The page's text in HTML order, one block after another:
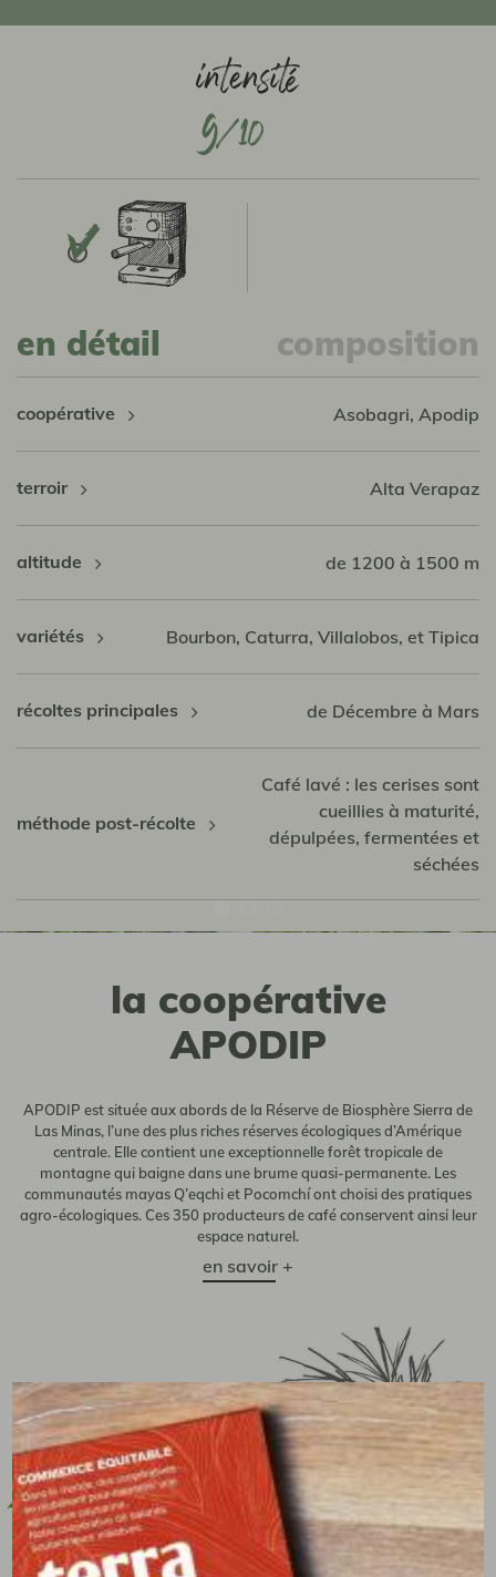
9
en détail composition
coopérative Asobagri, Apodip
terroir Alta Verapaz
altitude de 1200 à 1500 m
variétés Bourbon, Caturra, Villalobos, et Tipica
récoltes principales de Décembre à Mars
méthode post-récolte
Café lavé : les cerises sont
cueillies à maturité,
dépulpées, fermentées et
séchées
la coopérative
APODIP
APODIP est située aux abords de la Réserve de Biosphère Sierra de
Las Minas, l’une des plus riches réserves écologiques d’Amérique
centrale. Elle contient une exceptionnelle forêt tropicale de
montagne qui baigne dans une brume quasi-permanente. Les
communautés mayas Q’eqchi et Pocomchí ont choisi des pratiques
agro-écologiques. Ces 350 producteurs de café conservent ainsi leur
espace naturel.
en savoir +